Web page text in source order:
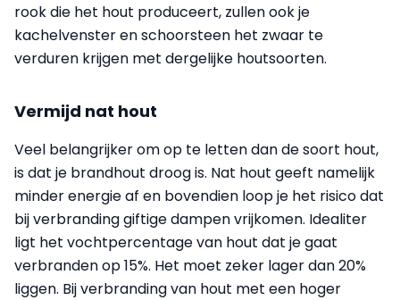
rook die het hout produceert, zullen ook je
kachelvenster en schoorsteen het zwaar te
verduren krijgen met dergelijke houtsoorten.
Vermijd nat hout
Veel belangrijker om op te letten dan de soort hout,
is dat je brandhout droog is. Nat hout geeft namelijk
minder energie af en bovendien loop je het risico dat
bij verbranding giftige dampen vrijkomen. Idealiter
ligt het vochtpercentage van hout dat je gaat
verbranden op 15%. Het moet zeker lager dan 20%
liggen. Bij verbranding van hout met een hoger